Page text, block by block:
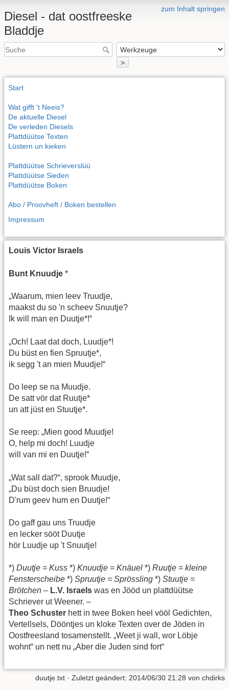
zum Inhalt springen
Diesel - dat oostfreeske
Bladdje
>
Start
Wat gifft 't Neeis?
De aktuelle Diesel
De verleden Diesels
Plattdüütse Texten
Lüstern un kieken
Plattdüütse Schrieverslüü
Plattdüütse Sieden
Plattdüütse Boken
Abo / Proovheft / Boken bestellen
Impressum
Louis Victor Israels
Bunt Knuudje *
„Waarum, mien leev Truudje,
maakst du so 'n scheev Snuutje?
Ik will man en Duutje*!“
„Och! Laat dat doch, Luudje*!
Du büst en fien Spruutje*,
ik segg 't an mien Muudje!“
Do leep se na Muudje.
De satt vör dat Ruutje*
un att jüst en Stuutje*.
Se reep: „Mien good Muudje!
O, help mi doch! Luudje
will van mi en Duutje!“
„Wat sall dat?“, sprook Muudje,
„Du büst doch sien Bruudje!
D'rum geev hum en Duutje!“
Do gaff gau uns Truudje
en lecker sööt Duutje
hör Luudje up 't Snuutje!
*) Duutje = Kuss *) Knuudje = Knäuel *) Ruutje = kleine
Fensterscheibe *) Spruutje = Sprössling *) Stuutje =
Brötchen – L.V. Israels was en Jööd un plattdüütse
Schriever ut Weener. –
Theo Schuster hett in twee Boken heel vööl Gedichten,
Vertellsels, Dööntjes un kloke Texten over de Jöden in
Oostfreesland tosamenstellt. „Weet ji wall, wor Löbje
wohnt“ un nett nu „Aber die Juden sind fort“
duutje.txt · Zuletzt geändert: 2014/06/30 21:28 von chdirks